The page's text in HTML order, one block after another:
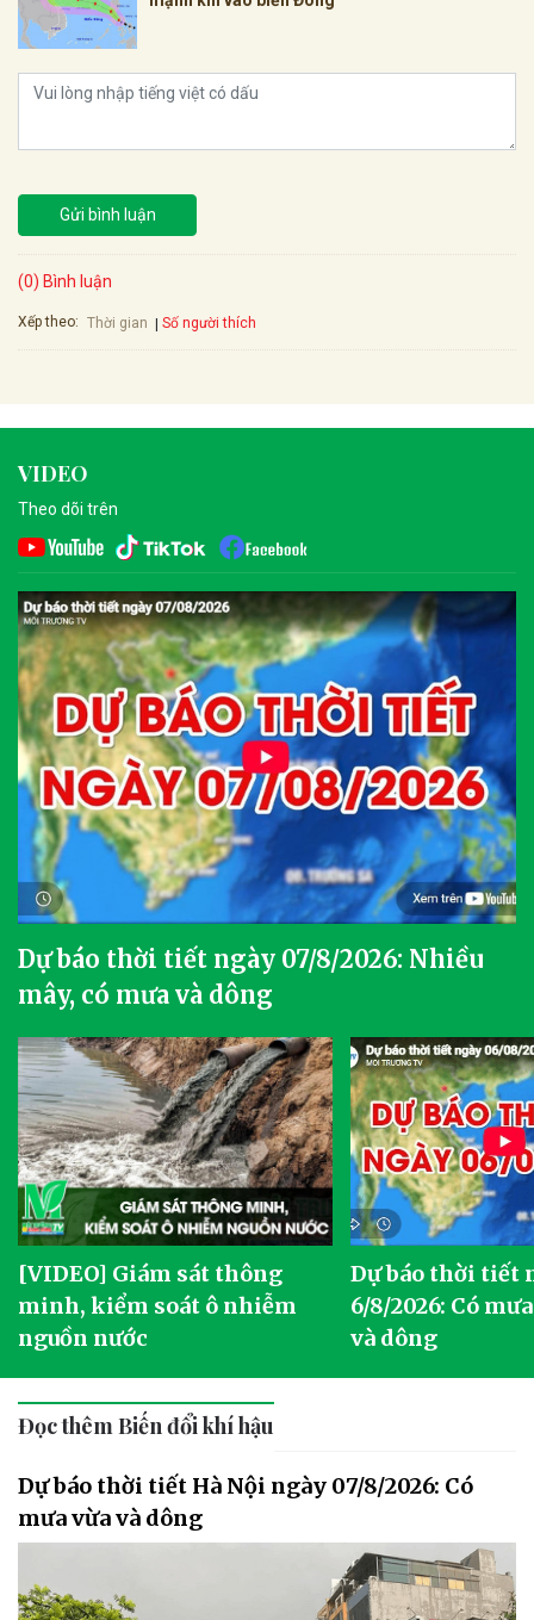
Gửi bình luận
(0) Bình luận
Xếp theo: Thời gian Số người thích
VIDEO
Theo dõi trên
Dự báo thời tiết ngày 07/8/2026: Nhiều
mây, có mưa và dông
[VIDEO] Giám sát thông
minh, kiểm soát ô nhiễm
nguồn nước
Dự báo thời tiết
6/8/2026: Có
và dông
Đọc thêm Biến đổi khí hậu
Dự báo thời tiết Hà Nội ngày 07/8/2026: Có
mưa vừa và dông